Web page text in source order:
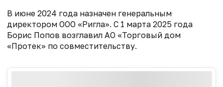
В июне 2024 года назначен генеральным
директором ООО «Ригла». С 1 марта 2025 года
Борис Попов возглавил АО «Торговый дом
«Протек» по совместительству.